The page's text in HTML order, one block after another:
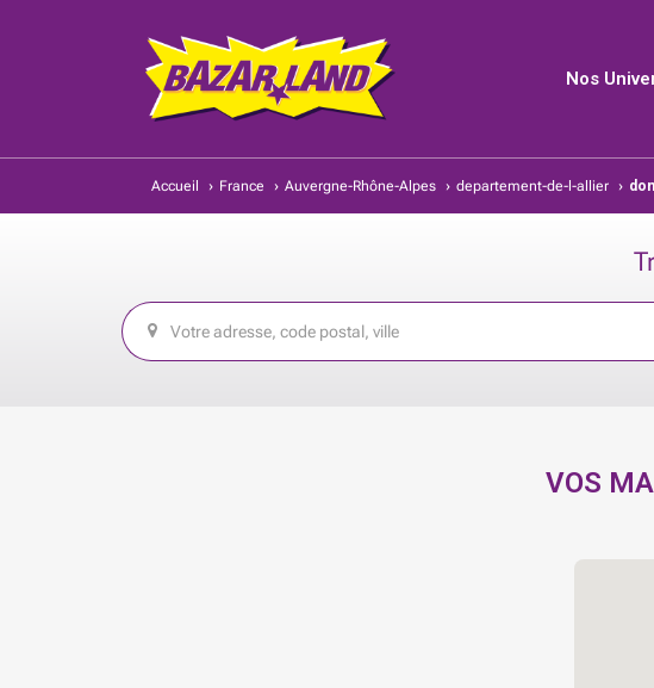
Nos
Accueil › France › Auvergne-Rhône-Alpes › departement-de-l-allier ›
VOS